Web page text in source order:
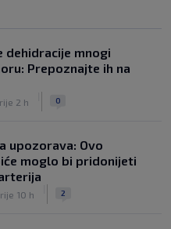
dehidracije mnogi
Prepoznajte ih na
2 h 0
upozorava: Ovo
moglo bi pridonijeti
10 h 2